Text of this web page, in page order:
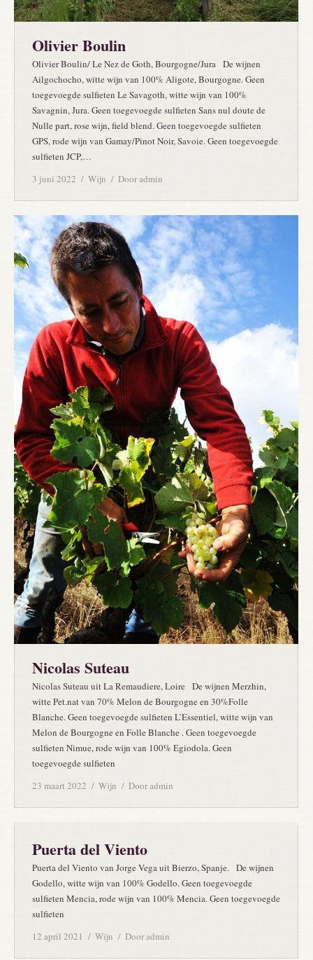
Olivier Boulin
Olivier Boulin/ Le Nez de Goth, Bourgogne/Jura De wijnen
Ailgochocho, witte wijn van 100% Aligote, Bourgogne. Geen
toegevoegde sulfieten Le Savagoth, witte wijn van 100%
Savagnin, Jura. Geen toegevoegde sulfieten Sans nul doute de
Nulle part, rose wijn, field blend. Geen toegevoegde sulfieten
GPS, rode wijn van Gamay/Pinot Noir, Savoie. Geen toegevoegde
sulfieten JCP,…
3 juni 2022
Wijn Dooradmin
Nicolas Suteau
Nicolas Suteau uit La Remaudiere, Loire De wijnen Merzhin,
witte Pet.nat van 70% Melon de Bourgogne en 30%Folle
Blanche. Geen toegevoegde sulfieten L’Essentiel, witte wijn van
Melon de Bourgogne en Folle Blanche . Geen toegevoegde
sulfieten Nimue, rode wijn van 100% Egiodola. Geen
toegevoegde sulfieten
23 maart 2022
Wijn Dooradmin
Puerta del Viento
Puerta del Viento van Jorge Vega uit Bierzo, Spanje. De wijnen
Godello, witte wijn van 100% Godello. Geen toegevoegde
sulfieten Mencia, rode wijn van 100% Mencia. Geen toegevoegde
sulfieten
12 april 2021
Wijn Dooradmin